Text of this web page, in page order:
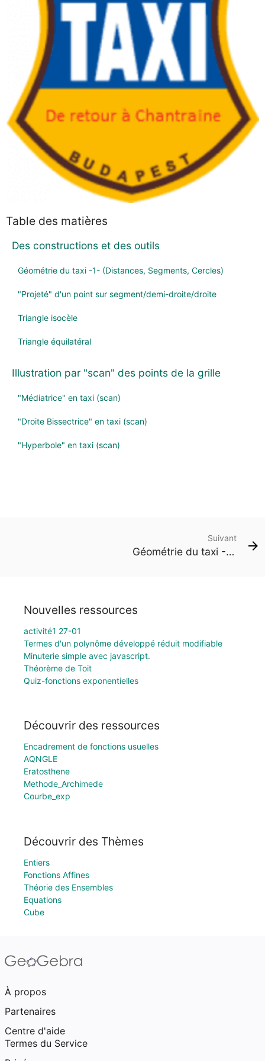
Table des matières
Des constructions et des outils
Géométrie du taxi -1- (Distances, Segments, Cercles)
"Projeté" d'un point sur segment/demi-droite/droite
Triangle isocèle
Triangle équilatéral
Illustration par "scan" des points de la grille
"Médiatrice" en taxi (scan)
"Droite Bissectrice" en taxi (scan)
"Hyperbole" en taxi (scan)
Suivant
Géométrie du taxi -1- (Distances, Segments, Cercles)
Nouvelles ressources
activité1 27-01
Termes d'un polynôme développé réduit modifiable
Minuterie simple avec javascript.
Théorème de Toit
Quiz-fonctions exponentielles
Découvrir des ressources
Encadrement de fonctions usuelles
AQNGLE
Eratosthene
Methode_Archimede
Courbe_exp
Découvrir des Thèmes
Entiers
Fonctions Affines
Théorie des Ensembles
Equations
Cube
À propos
Partenaires
Centre d'aide
Termes du Service